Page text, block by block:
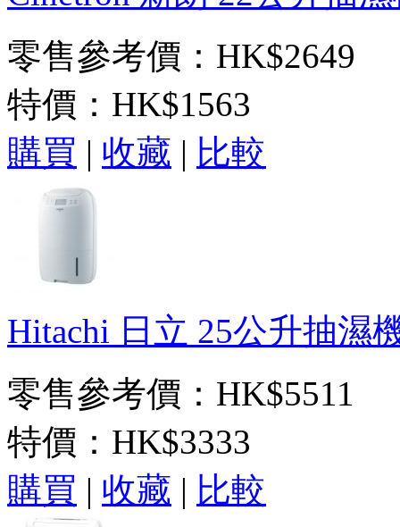
零售參考價：HK$2649
特價： HK$1563
購買 | 收藏 | 比較
Hitachi 日立 25公升抽濕
零售參考價：HK$5511
特價： HK$3333
購買 | 收藏 | 比較